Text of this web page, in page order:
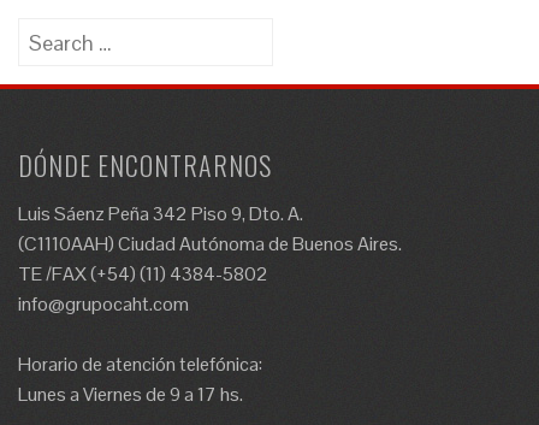
Search
DÓNDE ENCONTRARNOS
Luis Sáenz Peña 342 Piso 9, Dto. A.
(C1110AAH) Ciudad Autónoma de Buenos Aires.
TE /FAX (+54) (11) 4384-5802
info@grupocaht.com
Horario de atención telefónica:
Lunes a Viernes de 9 a 17 hs.